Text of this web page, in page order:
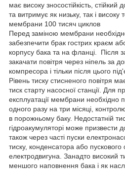
має високу зносостійкість,
та витримує як низьку, так і високу
мембрани 100 тисяч циклов
Перед заміною мембрани
забезпечити брак гострих краєм
корпусу бака та на фланці. Після
закачати повітря через ніпель за
компресора і тільки після цього
Рівень тиску стисненого повітря
тиск старту насосної станції. Для
експлуатації мембрани необхідно
одного разу на три місяці,
в порожньому баку. Недостатній
гідроакумуляторі може призвести
також через часті пуски
тиску, конденсатора або
електродвигуна. Занадто високий
меншого наповнення бака і як